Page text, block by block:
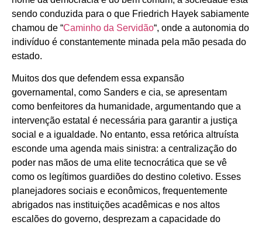
sendo conduzida para o que Friedrich Hayek sabiamente
chamou de “Caminho da Servidão“, onde a autonomia do
indivíduo é constantemente minada pela mão pesada do
estado.
Muitos dos que defendem essa expansão
governamental, como Sanders e cia, se apresentam
como benfeitores da humanidade, argumentando que a
intervenção estatal é necessária para garantir a justiça
social e a igualdade. No entanto, essa retórica altruísta
esconde uma agenda mais sinistra: a centralização do
poder nas mãos de uma elite tecnocrática que se vê
como os legítimos guardiões do destino coletivo. Esses
planejadores sociais e econômicos, frequentemente
abrigados nas instituições acadêmicas e nos altos
escalões do governo, desprezam a capacidade do